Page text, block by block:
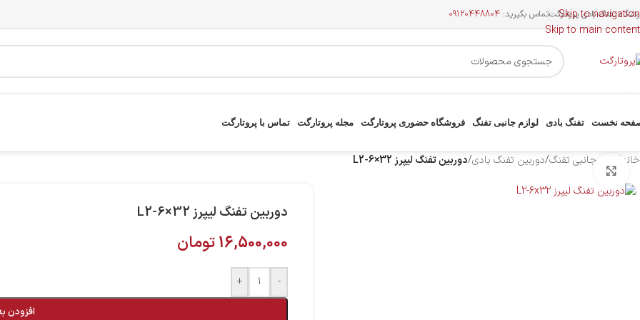
Skip to navigation
Skip to main content
تفنگ بادی پروتارگتتماس بگیرید: 09120448804
نخست تفنگ بادی لوازم جانبی تفنگ فروشگاه حضوری پروتارگت مجله پروتارگت تماس با پروتارگت
خانه / لوازم جانبی تفنگ/دوربین تفنگ بادی/دوربین تفنگ لیپرز L2-6×32
بزرگنمایی تصویر
دوربین تفنگ لیپرز L2-6×32
16,500,000تومان
-
+
افزودن